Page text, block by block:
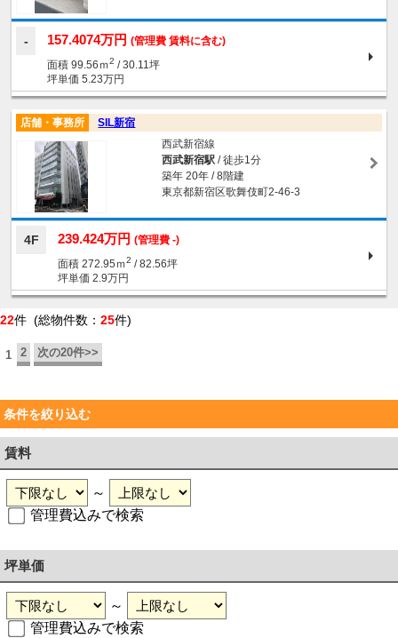
157.4074万円 (管理費 賃料に含む)
面積 99.56ｍ2 / 30.11坪
坪単価 5.23万円
店舗・事務所
SIL新宿
西武新宿線
西武新宿駅/ 徒歩1分
築年 20年 / 8階建
東京都新宿区歌舞伎町2-46-3
4F 239.424万円 (管理費 -)
面積 272.95ｍ2 / 82.56坪
坪単価 2.9万円
22件 (総物件数： 25件)
1 2 次の20件>>
条件を絞り込む
賃料
～
管理費込みで検索
坪単価
～
管理費込みで検索